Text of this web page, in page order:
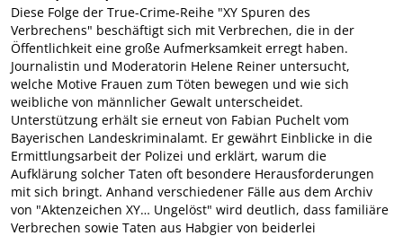
Diese Folge der True-Crime-Reihe "XY Spuren des
Verbrechens" beschäftigt sich mit Verbrechen, die in der
Öffentlichkeit eine große Aufmerksamkeit erregt haben.
Journalistin und Moderatorin Helene Reiner untersucht,
welche Motive Frauen zum Töten bewegen und wie sich
weibliche von männlicher Gewalt unterscheidet.
Unterstützung erhält sie erneut von Fabian Puchelt vom
Bayerischen Landeskriminalamt. Er gewährt Einblicke in die
Ermittlungsarbeit der Polizei und erklärt, warum die
Aufklärung solcher Taten oft besondere Herausforderungen
mit sich bringt. Anhand verschiedener Fälle aus dem Archiv
von "Aktenzeichen XY… Ungelöst" wird deutlich, dass familiäre
Verbrechen sowie Taten aus Habgier von beiderlei